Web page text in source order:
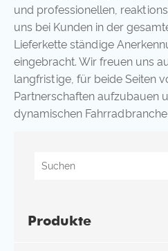
und professionellen,
uns bei Kunden in der
Lieferkette ständige
eingebracht. Wir freuen uns
langfristige, für beide Seiten
Partnerschaften aufzubauen
dynamischen
Produkte